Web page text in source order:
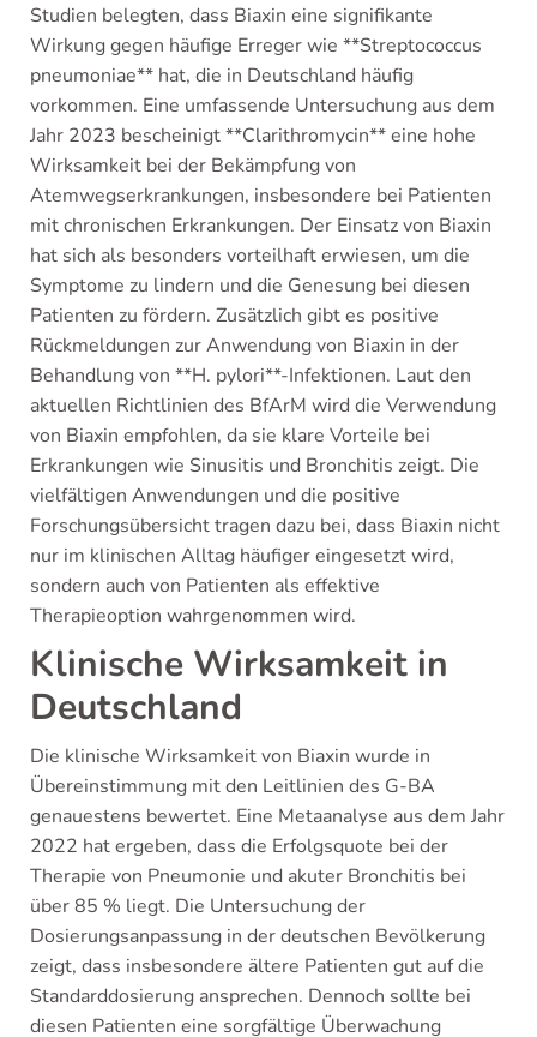
Studien belegten, dass Biaxin eine signifikante
Wirkung gegen häufige Erreger wie **Streptococcus
pneumoniae** hat, die in Deutschland häufig
vorkommen. Eine umfassende Untersuchung aus dem
Jahr 2023 bescheinigt **Clarithromycin** eine hohe
Wirksamkeit bei der Bekämpfung von
Atemwegserkrankungen, insbesondere bei Patienten
mit chronischen Erkrankungen. Der Einsatz von Biaxin
hat sich als besonders vorteilhaft erwiesen, um die
Symptome zu lindern und die Genesung bei diesen
Patienten zu fördern. Zusätzlich gibt es positive
Rückmeldungen zur Anwendung von Biaxin in der
Behandlung von **H. pylori**-Infektionen. Laut den
aktuellen Richtlinien des BfArM wird die Verwendung
von Biaxin empfohlen, da sie klare Vorteile bei
Erkrankungen wie Sinusitis und Bronchitis zeigt. Die
vielfältigen Anwendungen und die positive
Forschungsübersicht tragen dazu bei, dass Biaxin nicht
nur im klinischen Alltag häufiger eingesetzt wird,
sondern auch von Patienten als effektive
Therapieoption wahrgenommen wird.
Klinische Wirksamkeit in
Deutschland
Die klinische Wirksamkeit von Biaxin wurde in
Übereinstimmung mit den Leitlinien des G-BA
genauestens bewertet. Eine Metaanalyse aus dem Jahr
2022 hat ergeben, dass die Erfolgsquote bei der
Therapie von Pneumonie und akuter Bronchitis bei
über 85 % liegt. Die Untersuchung der
Dosierungsanpassung in der deutschen Bevölkerung
zeigt, dass insbesondere ältere Patienten gut auf die
Standarddosierung ansprechen. Dennoch sollte bei
diesen Patienten eine sorgfältige Überwachung